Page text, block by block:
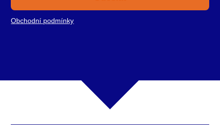
Obchodní podmínky